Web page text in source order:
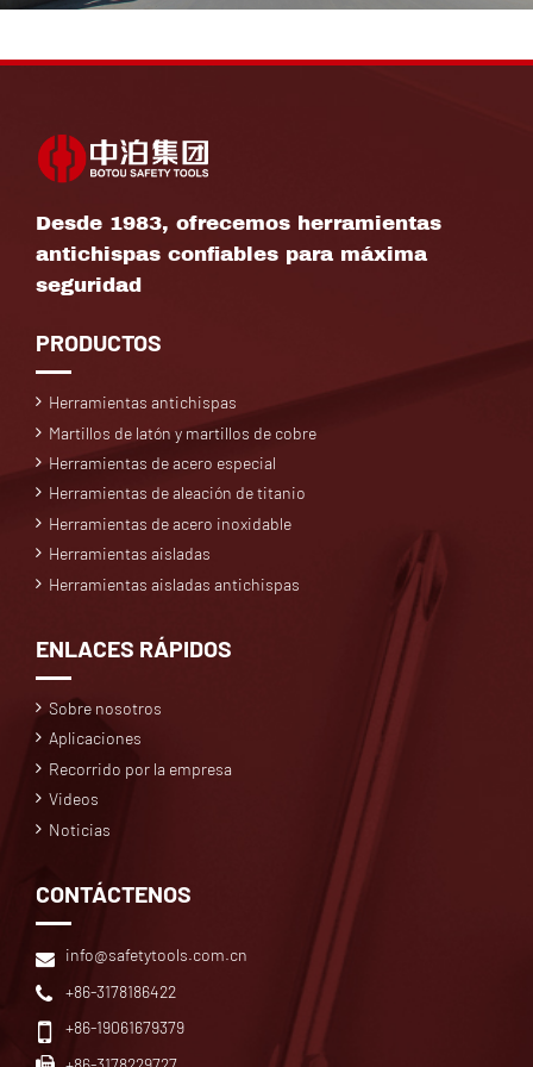
Desde 1983, ofrecemos herramientas
antichispas confiables para máxima
seguridad
PRODUCTOS
Herramientas antichispas
Martillos de latón y martillos de cobre
Herramientas de acero especial
Herramientas de aleación de titanio
Herramientas de acero inoxidable
Herramientas aisladas
Herramientas aisladas antichispas
ENLACES RÁPIDOS
Sobre nosotros
Aplicaciones
Recorrido por la empresa
Videos
Noticias
CONTÁCTENOS
info@safetytools.com.cn
+86-3178186422
+86-19061679379